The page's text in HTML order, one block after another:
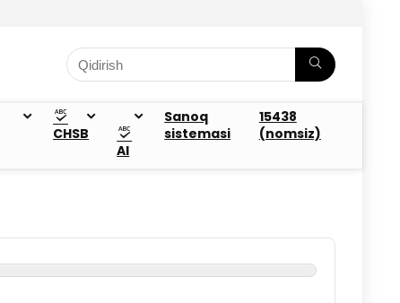
CHSB
AI
Sanoq
sistemasi
15438
(nomsiz)